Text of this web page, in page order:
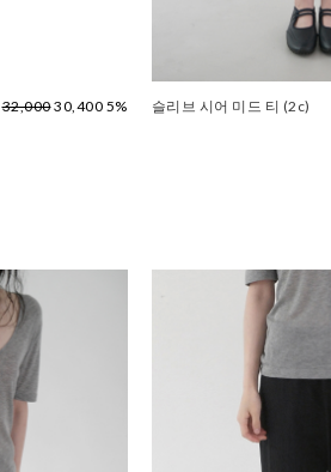
32,00030,400 5% 슬리브 시어 미드 티 (2c)